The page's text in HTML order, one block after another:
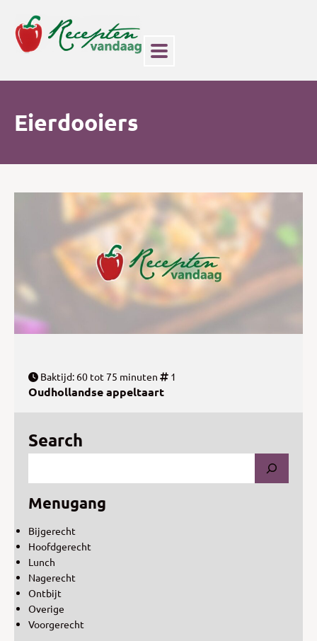
Eierdooiers
Baktijd: 60 tot 75 minuten 1
Oudhollandse appeltaart
Search
Menugang
Bijgerecht
Hoofdgerecht
Lunch
Nagerecht
Ontbijt
Overige
Voorgerecht